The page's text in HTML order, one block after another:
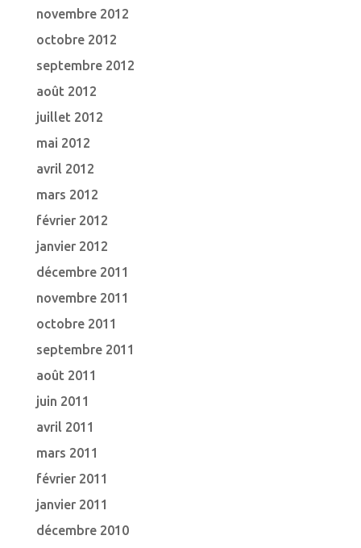
novembre 2012
octobre 2012
septembre 2012
août 2012
juillet 2012
mai 2012
avril 2012
mars 2012
février 2012
janvier 2012
décembre 2011
novembre 2011
octobre 2011
septembre 2011
août 2011
juin 2011
avril 2011
mars 2011
février 2011
janvier 2011
décembre 2010